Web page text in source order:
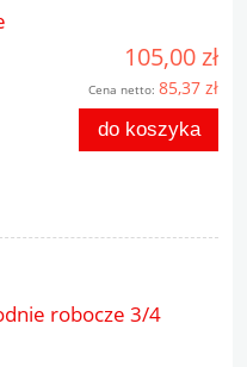
105,00 zł
Cena netto: 85,37 zł
do koszyka
robocze 3/4